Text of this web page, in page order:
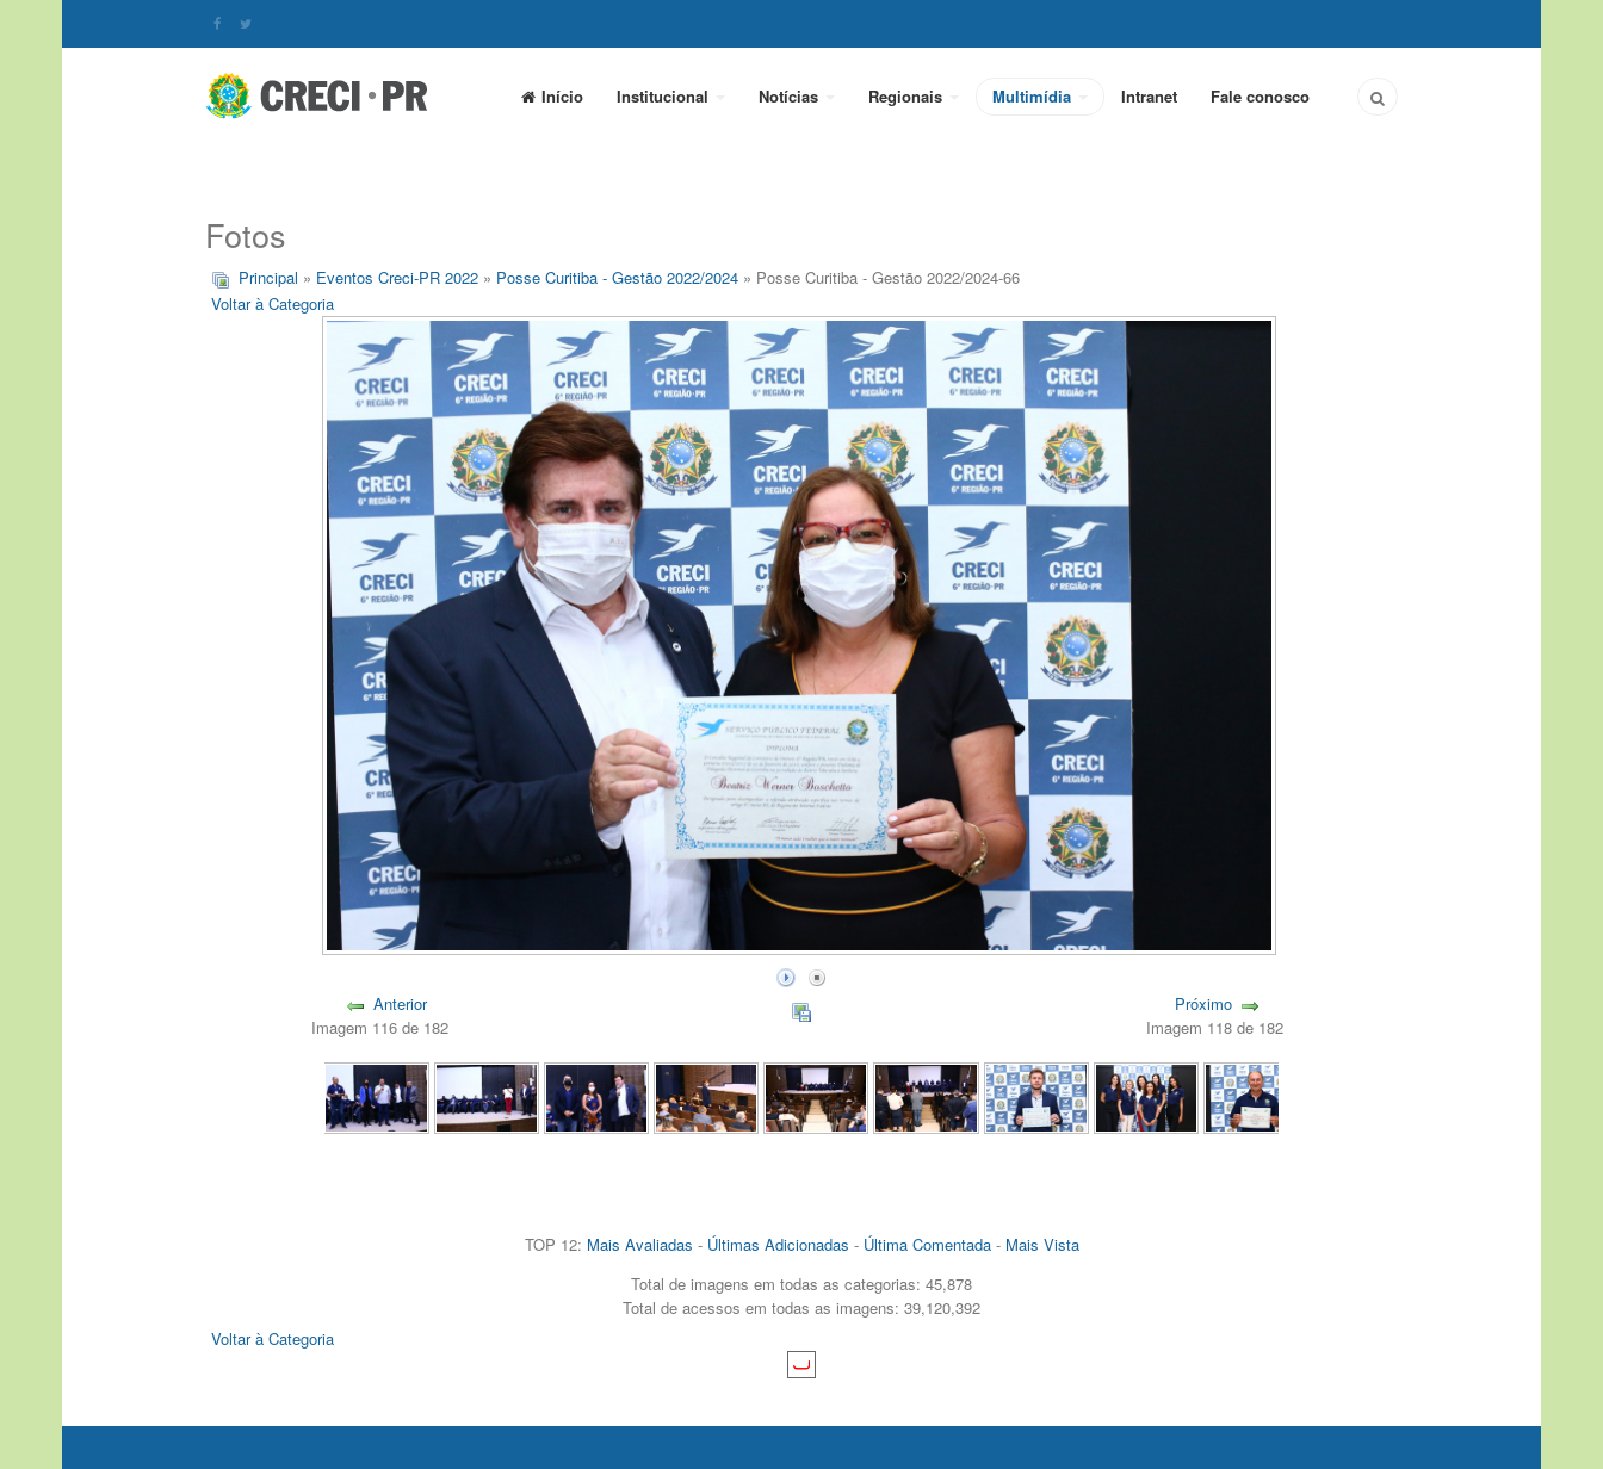
Início Institucional Notícias Regionais Multimídia Intranet Fale conosco
Fotos
Principal » Eventos Creci-PR 2022 » Posse Curitiba - Gestão 2022/2024 » Posse Curitiba - Gestão 2022/2024-66
Voltar à Categoria
Anterior
Imagem 116 de 182
Próximo
Imagem 118 de 182
TOP 12: Mais Avaliadas - Últimas Adicionadas - Última Comentada- Mais Vista
Total de imagens em todas as categorias: 45,878
Total de acessos em todas as imagens: 39,120,392
Voltar à Categoria